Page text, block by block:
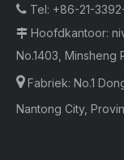
 Tel: +86-21-
 Hoofdkantoor:
No.1403, Minsheng
Fabriek: No.1
Nantong City,